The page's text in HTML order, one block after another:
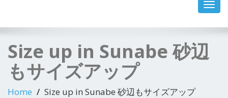
Size up in Sunabe 砂辺
もサイズアップ
Home Size up in Sunabe 砂辺もサイズアップ